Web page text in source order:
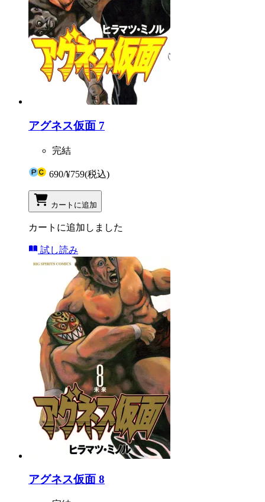
アグネス仮面 7
完結
690/¥759(税込)
カートに追加
カートに追加しました
試し読み
アグネス仮面 8